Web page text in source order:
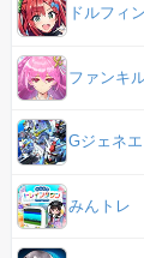
ドルフィ
ファンキ
Gジェネ
みんトレ